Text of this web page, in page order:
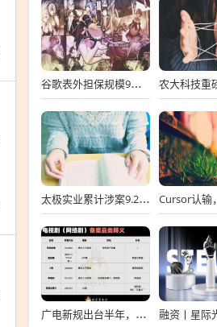
谷歌表外担保规模9个月涨6倍至438亿美元，用“财务兜底”换TPU芯片订单
太极实业累计涉案9.2亿元，股价一周跌超30%，子公司起诉讨要6396万工程款
广电新规出台半年，影视公司看懂这套“IP宇宙说明书”了吗？